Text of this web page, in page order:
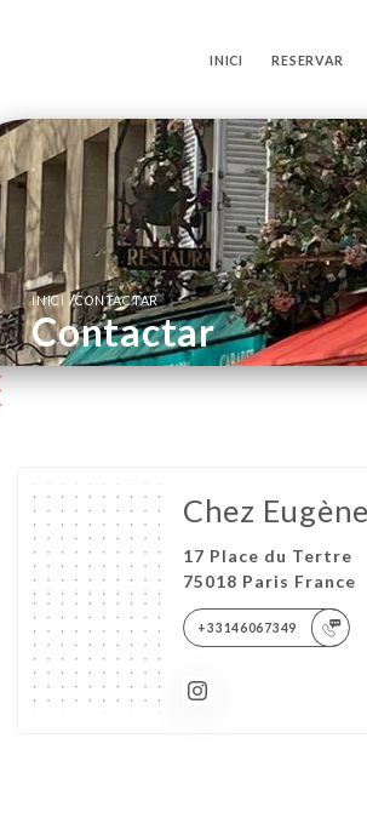
INICI RESERVAR
INICI /CONTACTAR
Contactar
Chez Eugène
17 Place du Tertre
75018 Paris France
+33146067349